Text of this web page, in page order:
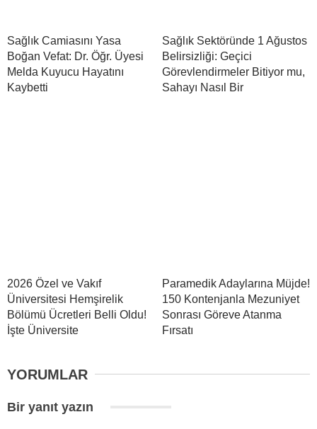
Sağlık Camiasını Yasa
Boğan Vefat: Dr. Öğr. Üyesi
Melda Kuyucu Hayatını
Kaybetti
Sağlık Sektöründe 1 Ağustos
Belirsizliği: Geçici
Görevlendirmeler Bitiyor mu,
Sahayı Nasıl Bir
2026 Özel ve Vakıf
Üniversitesi Hemşirelik
Bölümü Ücretleri Belli Oldu!
İşte Üniversite
Paramedik Adaylarına Müjde!
150 Kontenjanla Mezuniyet
Sonrası Göreve Atanma
Fırsatı
YORUMLAR
Bir yanıt yazın